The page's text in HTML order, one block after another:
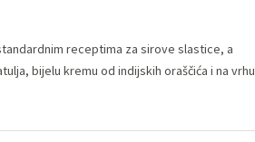
receptima za sirove slastice, a
bijelu kremu od indijskih oraščića i na vrhu